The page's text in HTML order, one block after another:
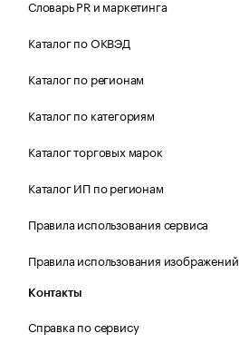
Словарь PR и маркетинга
Каталог по ОКВЭД
Каталог по регионам
Каталог по категориям
Каталог торговых марок
Каталог ИП по регионам
Правила использования сервиса
Правила использования изображений
Контакты
Справка по сервису